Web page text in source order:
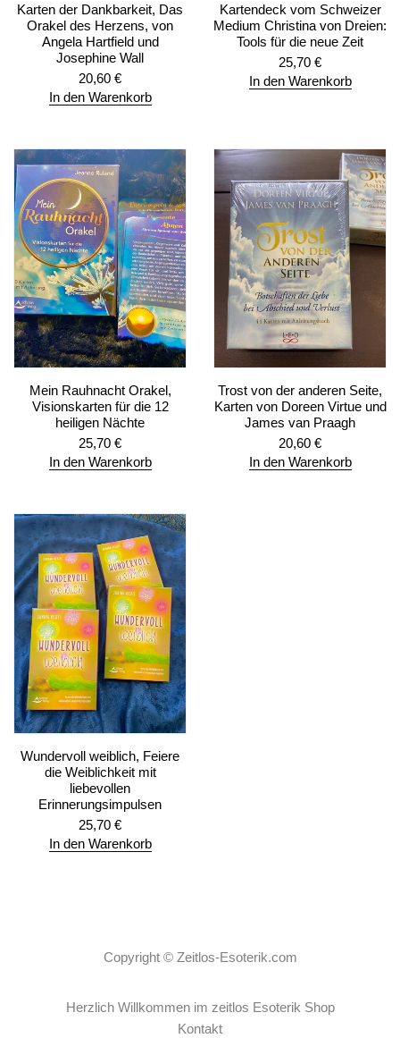
Karten der Dankbarkeit, Das
Orakel des Herzens, von
Angela Hartfield und
Josephine Wall
20,60 €
In den Warenkorb
Kartendeck vom Schweizer
Medium Christina von Dreien:
Tools für die neue Zeit
25,70 €
In den Warenkorb
Mein Rauhnacht Orakel,
Visionskarten für die 12
heiligen Nächte
25,70 €
In den Warenkorb
Trost von der anderen Seite,
Karten von Doreen Virtue und
James van Praagh
20,60 €
In den Warenkorb
Wundervoll weiblich, Feiere
die Weiblichkeit mit
liebevollen
Erinnerungsimpulsen
25,70 €
In den Warenkorb
Copyright © Zeitlos-Esoterik.com
Herzlich Willkommen im zeitlos Esoterik Shop
Kontakt